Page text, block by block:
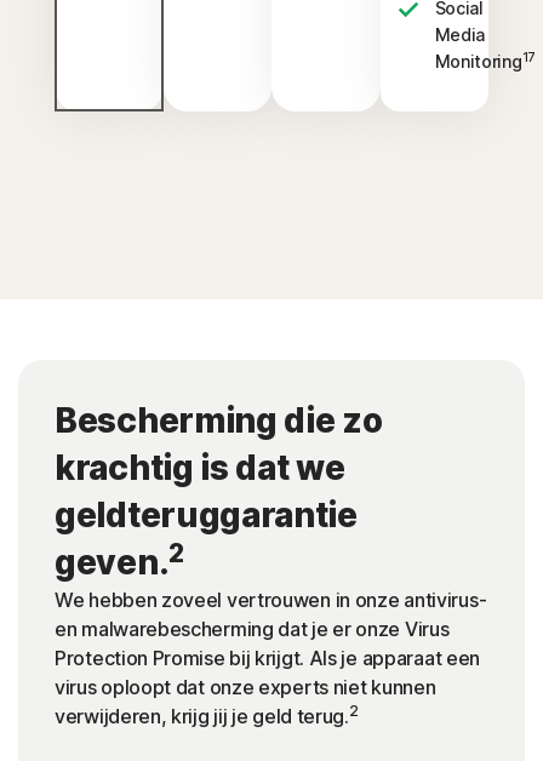
Social
Media
Monitoring17
Bescherming die zo
krachtig is dat we
geldteruggarantie
geven.2
We hebben zoveel vertrouwen in onze antivirus-
en malwarebescherming dat je er onze Virus
Protection Promise bij krijgt. Als je apparaat een
virus oploopt dat onze experts niet kunnen
verwijderen, krijg jij je geld terug.2